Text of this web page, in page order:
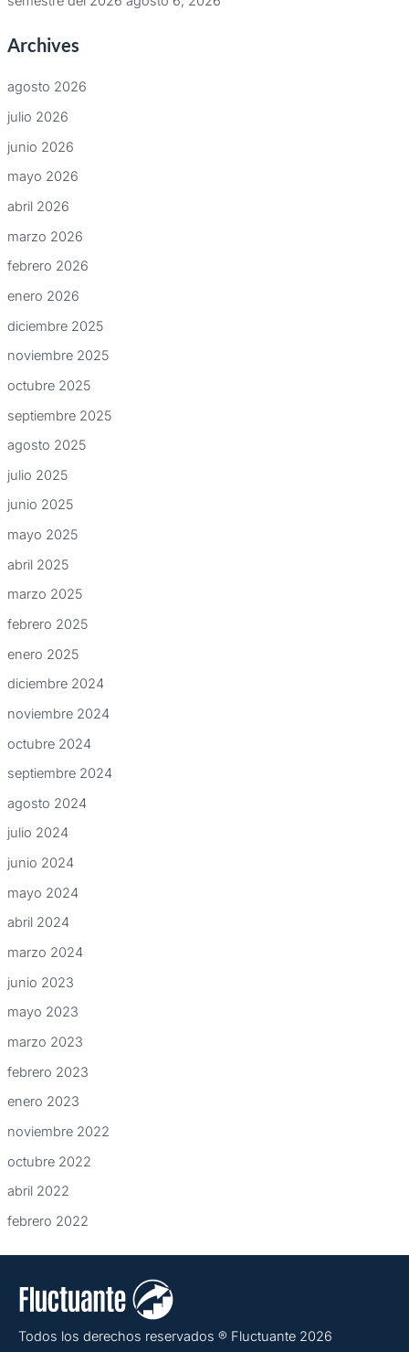
Archives
agosto 2026
julio 2026
junio 2026
mayo 2026
abril 2026
marzo 2026
febrero 2026
enero 2026
diciembre 2025
noviembre 2025
octubre 2025
septiembre 2025
agosto 2025
julio 2025
junio 2025
mayo 2025
abril 2025
marzo 2025
febrero 2025
enero 2025
diciembre 2024
noviembre 2024
octubre 2024
septiembre 2024
agosto 2024
julio 2024
junio 2024
mayo 2024
abril 2024
marzo 2024
junio 2023
mayo 2023
marzo 2023
febrero 2023
enero 2023
noviembre 2022
octubre 2022
abril 2022
febrero 2022
Todos los derechos reservados ® Fluctuante 2026